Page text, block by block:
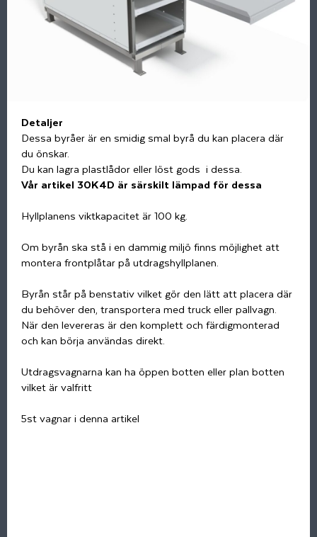
Detaljer
Dessa byråer är en smidig smal byrå du kan placera där
du önskar.
Du kan lagra plastlådor eller löst gods i dessa.
Vår artikel 30K4D är särskilt lämpad för dessa
Hyllplanens viktkapacitet är 100 kg.
Om byrån ska stå i en dammig miljö finns möjlighet att
montera frontplåtar på utdragshyllplanen.
Byrån står på benstativ vilket gör den lätt att placera där
du behöver den, transportera med truck eller pallvagn.
När den levereras är den komplett och färdigmonterad
och kan börja användas direkt.
Utdragsvagnarna kan ha öppen botten eller plan botten
vilket är valfritt
5st vagnar i denna artikel